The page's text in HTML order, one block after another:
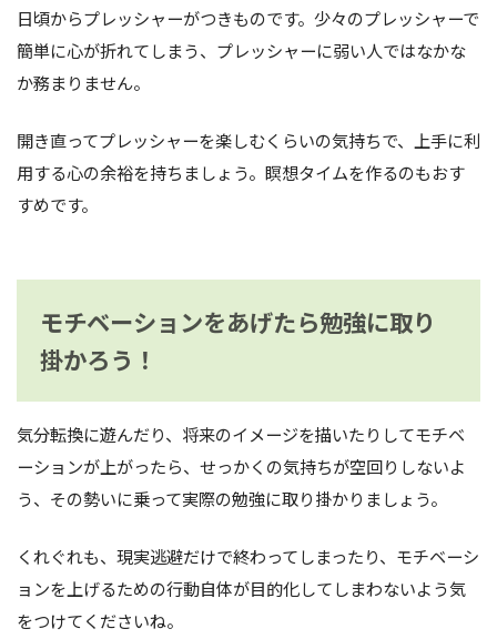
日頃からプレッシャーがつきものです。少々のプレッシャーで
簡単に心が折れてしまう、プレッシャーに弱い人ではなかな
か務まりません。
開き直ってプレッシャーを楽しむくらいの気持ちで、上手に利
用する心の余裕を持ちましょう。瞑想タイムを作るのもおす
すめです。
モチベーションをあげたら勉強に取り
掛かろう！
気分転換に遊んだり、将来のイメージを描いたりしてモチベ
ーションが上がったら、せっかくの気持ちが空回りしないよ
う、その勢いに乗って実際の勉強に取り掛かりましょう。
くれぐれも、現実逃避だけで終わってしまったり、モチベーシ
ョンを上げるための行動自体が目的化してしまわないよう気
をつけてくださいね。